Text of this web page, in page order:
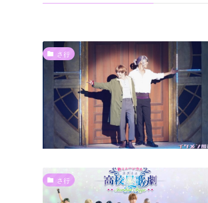
さ行
さ行